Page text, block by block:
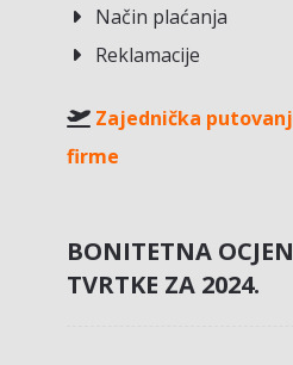
Način plaćanja
Reklamacije
Zajednička
firme
BONITETNA
TVRTKE ZA 2024.